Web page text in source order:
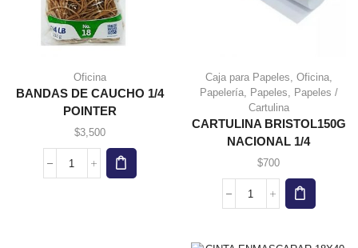
Oficina
BANDAS DE CAUCHO 1/4
POINTER
$3,500
BANDAS
Caja para Papeles, Oficina,
Papelería, Papeles, Papeles /
Cartulina
CARTULINA BRISTOL150G
NACIONAL 1/4
$700
CARTULINA